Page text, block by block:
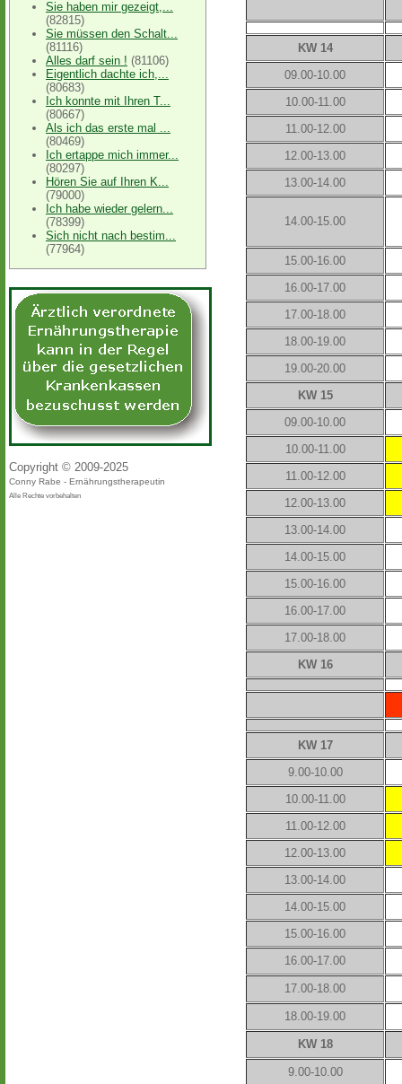
Sie haben mir gezeigt,...
(82815)
Sie müssen den Schalt...
(81116)
Alles darf sein ! (81106)
Eigentlich dachte ich,...
(80683)
Ich konnte mit Ihren T...
(80667)
Als ich das erste mal ...
(80469)
Ich ertappe mich immer...
(80297)
Hören Sie auf Ihren K...
(79000)
Ich habe wieder gelern...
(78399)
Sich nicht nach bestim...
(77964)
Copyright © 2009-2025
Conny Rabe - Ernährungstherapeutin
Alle Rechte vorbehalten
KW 14
09.00-10.00
10.00-11.00
11.00-12.00
12.00-13.00
13.00-14.00
14.00-15.00
15.00-16.00
16.00-17.00
17.00-18.00
18.00-19.00
19.00-20.00
KW 15
09.00-10.00
10.00-11.00
11.00-12.00
12.00-13.00
13.00-14.00
14.00-15.00
15.00-16.00
16.00-17.00
17.00-18.00
KW 16
KW 17
9.00-10.00
10.00-11.00
11.00-12.00
12.00-13.00
13.00-14.00
14.00-15.00
15.00-16.00
16.00-17.00
17.00-18.00
18.00-19.00
KW 18
9.00-10.00